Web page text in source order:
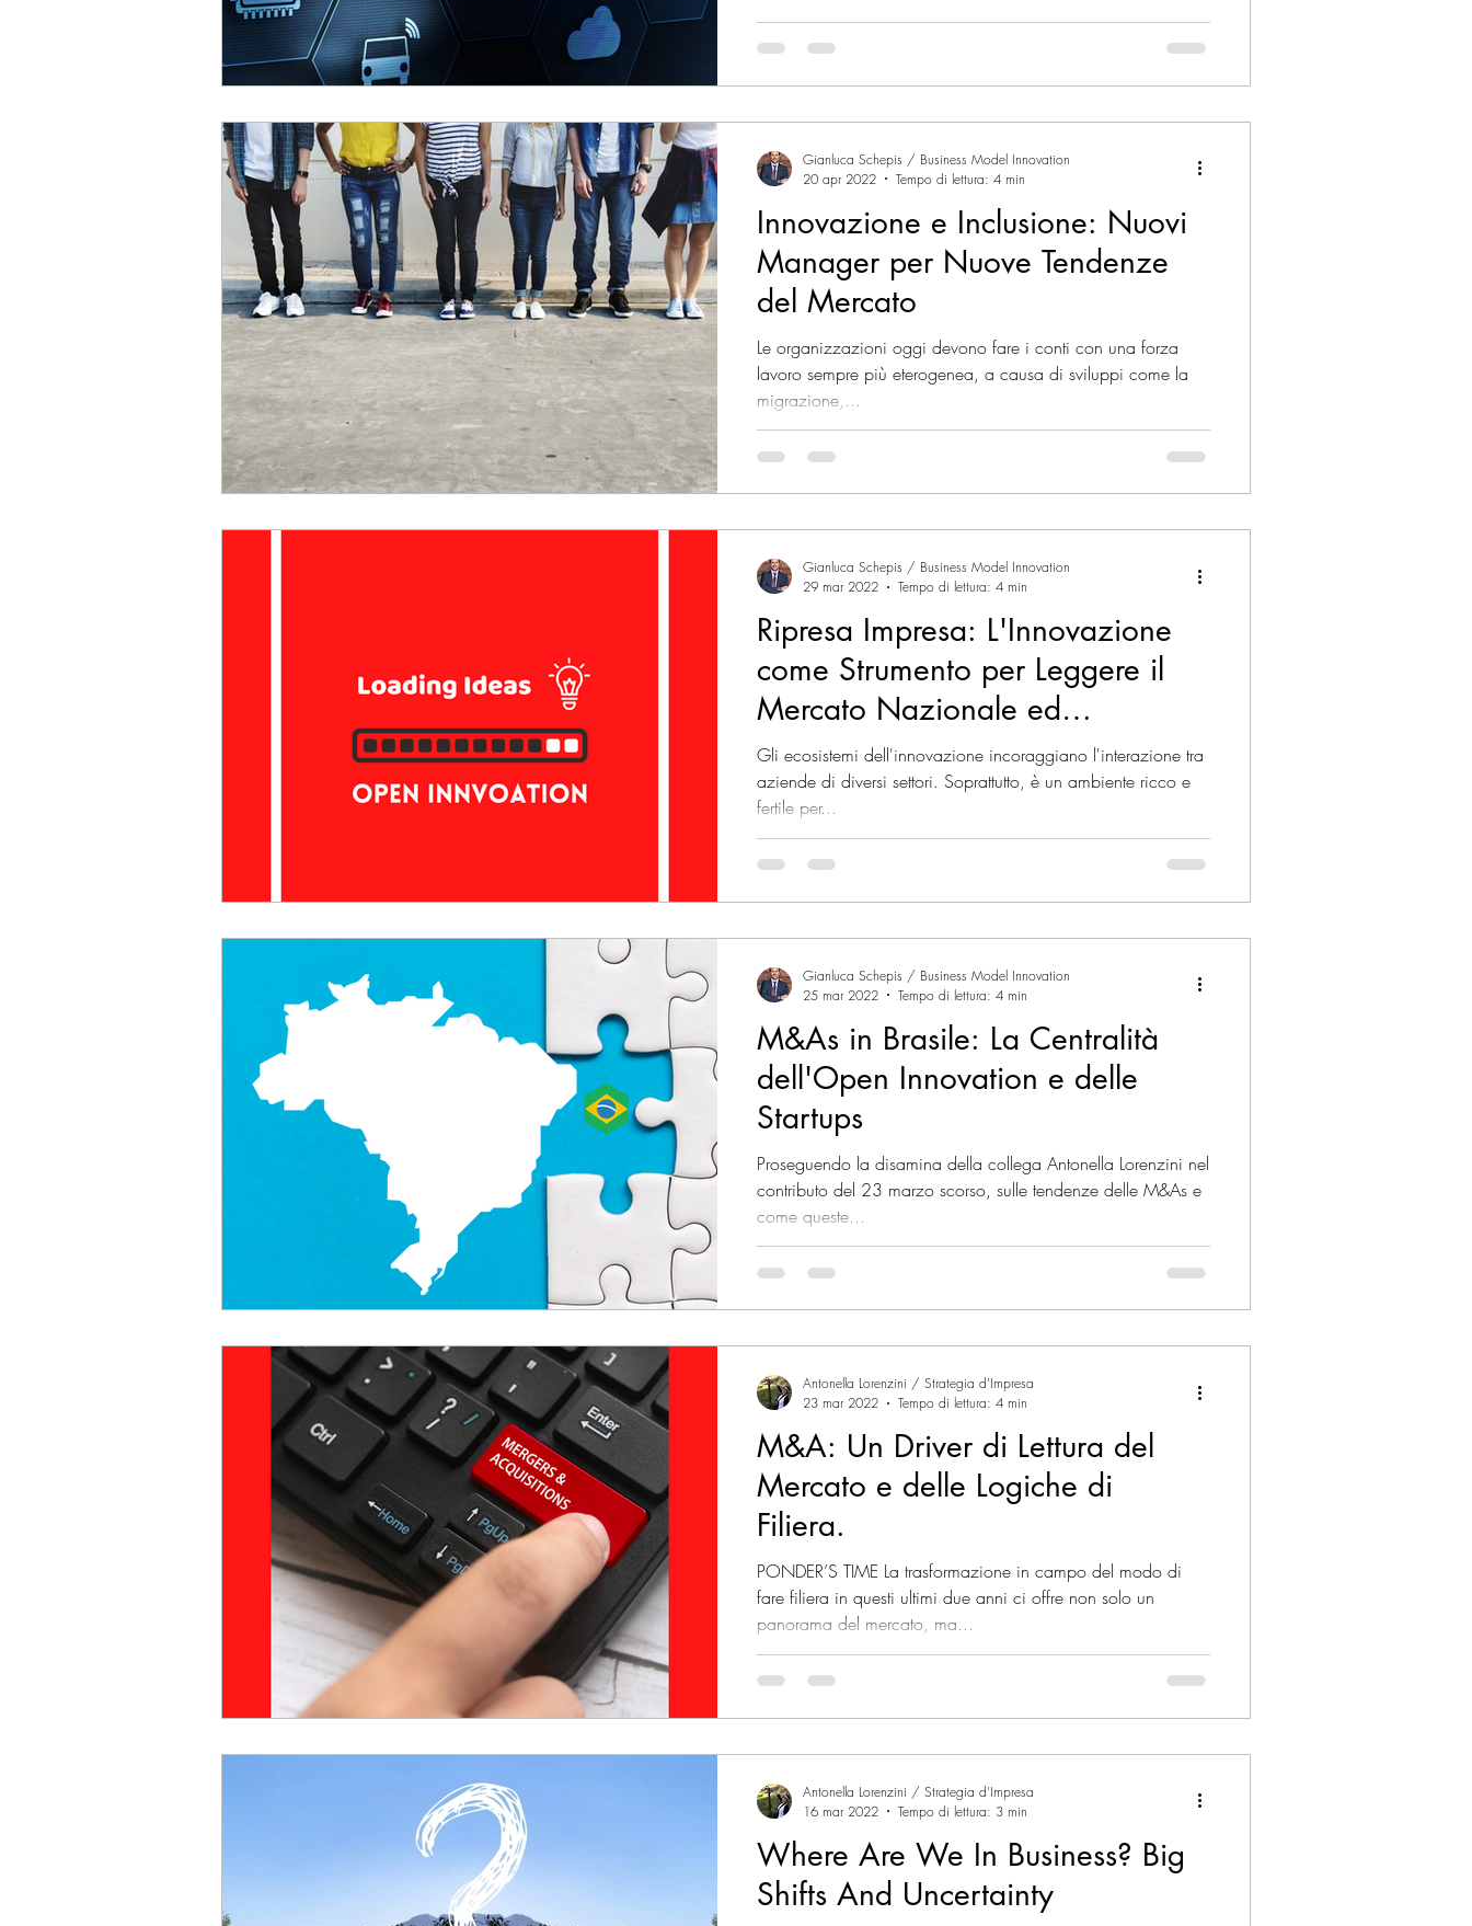
Privacy Leadership Future of Work Digital Supply Chain Supply Chain Management ESG
Intelligenza Artificiale Brasile Mercati Internazionali Vendere nei mercati internazionali
Innovazione e Inclusione: Nuovi
Manager per Nuove Tendenze
del Mercato
Le organizzazioni oggi devono fare i conti con una forza
lavoro sempre più eterogenea, a causa di sviluppi come la
migrazione,...
Gianluca Schepis / Business Model Innovation
20 apr 2022
Tempo di lettura: 4 min
Ripresa Impresa: L'Innovazione
come Strumento per Leggere il
Mercato Nazionale ed
Internazionale
Gli ecosistemi dell'innovazione incoraggiano l'interazione tra
aziende di diversi settori. Soprattutto, è un ambiente ricco e
fertile per...
Gianluca Schepis / Business Model Innovation
29 mar 2022
Tempo di lettura: 4 min
M&As in Brasile: La Centralità
dell'Open Innovation e delle
Startups
Proseguendo la disamina della collega Antonella Lorenzini nel
contributo del 23 marzo scorso, sulle tendenze delle M&As e
come queste...
Gianluca Schepis / Business Model Innovation
25 mar 2022
Tempo di lettura: 4 min
M&A: Un Driver di Lettura del
Mercato e delle Logiche di
Filiera.
PONDER’S TIME La trasformazione in campo del modo di
fare filiera in questi ultimi due anni ci offre non solo un
panorama del mercato, ma...
Antonella Lorenzini / Strategia d'Impresa
23 mar 2022
Tempo di lettura: 4 min
Where Are We In Business? Big
Shifts And Uncertainty
Antonella Lorenzini / Strategia d'Impresa
16 mar 2022
Tempo di lettura: 3 min